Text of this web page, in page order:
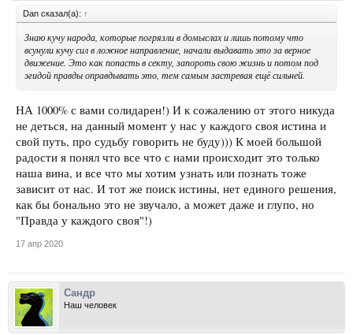
Dan сказал(а): ↑
Знаю кучу народа, которые погрязли в домыслах и лишь потому что
всунули кучу сил в ложное направление, начали выдавать это за верное
движение. Это как попасть в секту, запороть свою жизнь и потом под
эгидой правды оправдывать это, тем самым застревая ещё сильней.
НА 1000% с вами солидарен!) И к сожалению от этого никуда
не деться, на данный момент у нас у каждого своя истина и
свой путь, про судьбу говорить не буду))) К моей большой
радости я понял что все что с нами происходит это только
наша вина, и все что мы хотим узнать или познать тоже
зависит от нас. И тот же поиск истины, нет единого решения,
как бы бонально это не звучало, а может даже и глупо, но
"Правда у каждого своя"!)
17 апр 2020
Сандр
Наш человек